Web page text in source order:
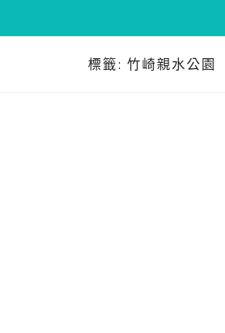
標籤: 竹崎親水公園